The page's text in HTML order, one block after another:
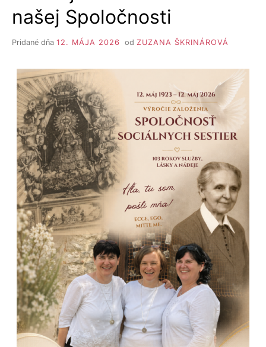
BUDAPEŠTI”
našej Spoločnosti
Pridané dňa 12. MÁJA 2026 od ZUZANA ŠKRINÁROVÁ